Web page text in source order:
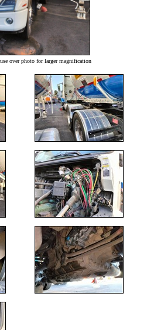
over photo for larger magnification